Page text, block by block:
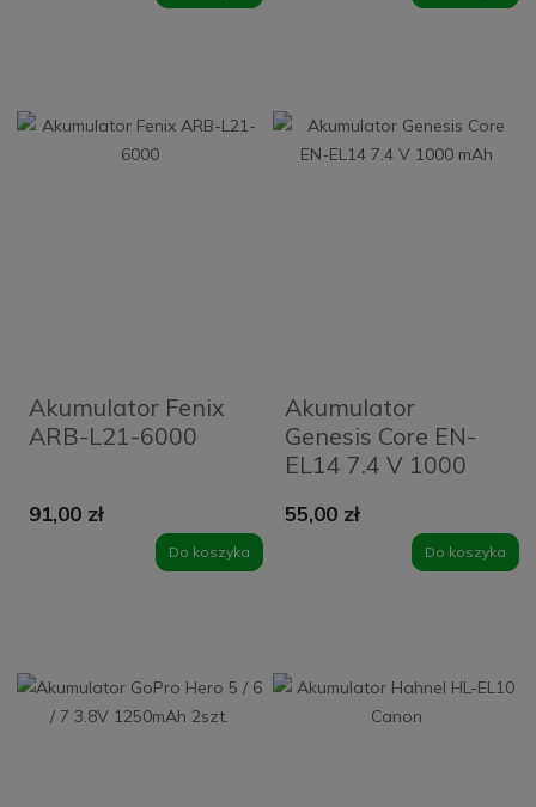
Akumulator Fenix
ARB-L21-6000
91,00 zł
Do koszyka
Akumulator
Genesis Core EN-
EL14 7.4 V 1000
55,00 zł
Do koszyka